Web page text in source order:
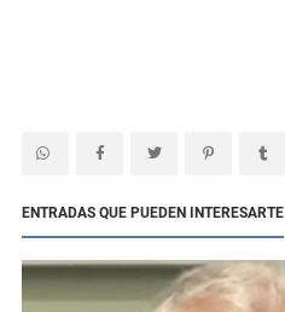
ENTRADAS QUE PUEDEN INTERESARTE